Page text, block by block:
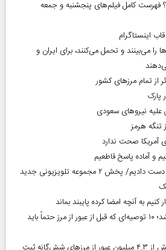
فهرست کامل فیلم‌های پنجشنبه و جمعه
اینستاگرام
می‌بینند و تحمل می‌کنند، برای ایران و
نیروهای سعودی
آمریکا صحت ندارد
و آماده پاسخ قاطعیم
هنرمند منحصر‌به‌فردی را از دست دادیم/ پخش ۲ مجموعه تلویزیونی جدید
به آنچه امضا کرده پایبند بماند
بازگشت زائران اربعین آغاز شد؛ ۱۰ توصیه‌ای که قبل از عبور از مرز حتماً باید